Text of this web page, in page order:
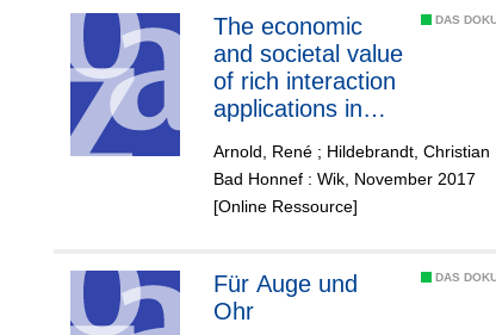
DAS
The economic
and societal value
of rich interaction
applications in
Arnold, René ; Hildebrandt, Christian
Bad Honnef : Wik, November 2017
[Online Ressource]
DAS
Für Auge und
Ohr